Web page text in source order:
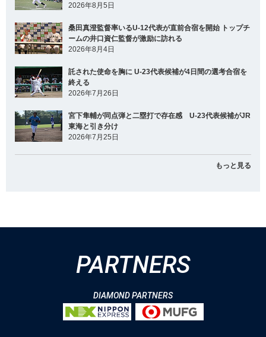
2026年8月5日
桑田真澄監督率いるU-12代表が直前合宿を開始 トップチ
ームの井口資仁監督が激励に訪れる
2026年8月4日
託された使命を胸に U-23代表候補が4日間の選考合宿を
終える
2026年7月26日
宮下隼輔が同点弾と二塁打で存在感 U-23代表候補がJR
東海と引き分け
2026年7月25日
もっと見る
PARTNERS
DIAMOND PARTNERS